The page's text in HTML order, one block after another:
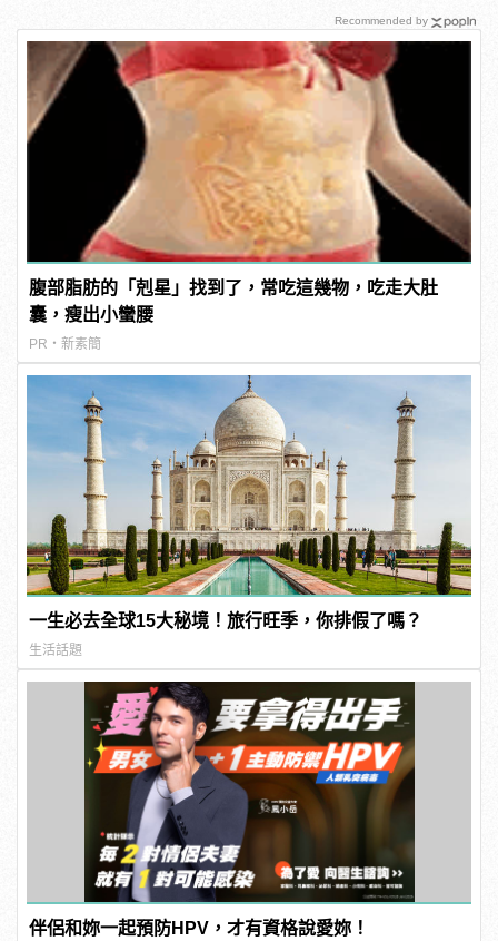
腹部脂肪的「剋星」找到了，常吃這幾物，吃走大肚
囊，瘦出小蠻腰
PR・新素簡
一生必去全球15大秘境！旅行旺季，你排假了嗎？
生活話題
伴侶和妳一起預防HPV，才有資格說愛妳！
Recommended by